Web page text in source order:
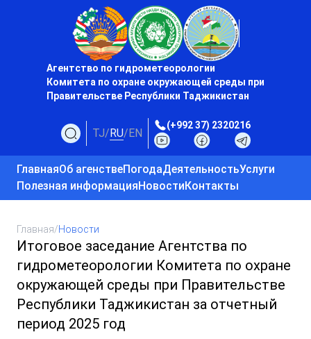
Агентство по гидрометеорологии
Комитета по охране окружающей среды при
Правительстве Республики Таджикистан
TJ/RU/EN
(+992 37) 2320216
ГлавнаяОб агенствеПогодаДеятельностьУслуги
Полезная информацияНовостиКонтакты
Главная/Новости
Итоговое заседание Агентства по
гидрометеорологии Комитета по охране
окружающей среды при Правительстве
Республики Таджикистан за отчетный
период 2025 год